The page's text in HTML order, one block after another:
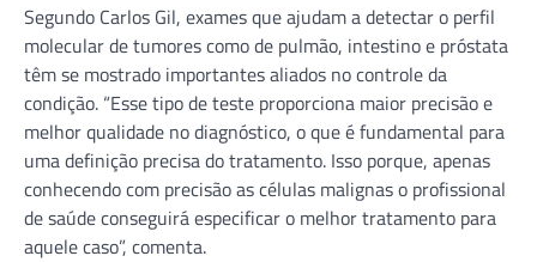
Segundo Carlos Gil, exames que ajudam a detectar o perfil
molecular de tumores como de pulmão, intestino e próstata
têm se mostrado importantes aliados no controle da
condição. “Esse tipo de teste proporciona maior precisão e
melhor qualidade no diagnóstico, o que é fundamental para
uma definição precisa do tratamento. Isso porque, apenas
conhecendo com precisão as células malignas o profissional
de saúde conseguirá especificar o melhor tratamento para
aquele caso”, comenta.